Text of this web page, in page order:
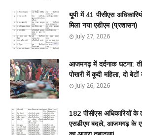
यूपी में 41 पीसीएस
मिला नया एडीएम (प्रशासन)
July 27, 2026
आजमगढ़ में दर्दनाक घटना:
पोखरी में कूदी महिला, दो बेटों
July 26, 2026
182 पीसीएस अधिकारियों
एसडीएम बदले, आजमगढ़ के